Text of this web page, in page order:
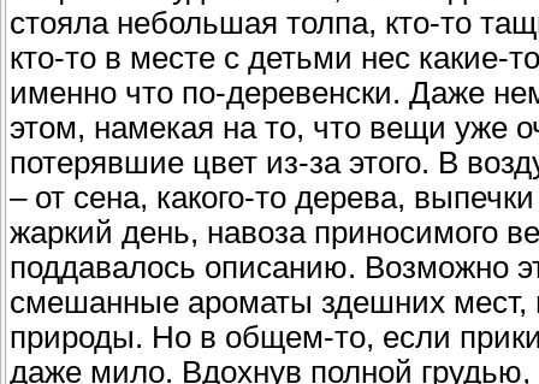
стояла небольшая толпа, кто-то
кто-то в месте с детьми нес какие-
именно что по-деревенски. Даже
этом, намекая на то, что вещи уже
потерявшие цвет из-за этого. В
– от сена, какого-то дерева,
жаркий день, навоза приносимого
поддавалось описанию. Возможно
смешанные ароматы здешних мест,
природы. Но в общем-то, если
даже мило. Вдохнув полной